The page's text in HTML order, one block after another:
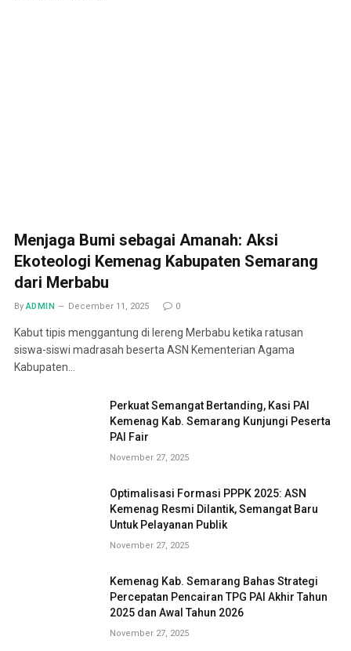
Menjaga Bumi sebagai Amanah: Aksi
Ekoteologi Kemenag Kabupaten Semarang
dari Merbabu
By ADMIN December 11, 2025 0
Kabut tipis menggantung di lereng Merbabu ketika ratusan
siswa-siswi madrasah beserta ASN Kementerian Agama
Kabupaten…
Perkuat Semangat Bertanding, Kasi PAI
Kemenag Kab. Semarang Kunjungi Peserta
PAI Fair
November 27, 2025
Optimalisasi Formasi PPPK 2025: ASN
Kemenag Resmi Dilantik, Semangat Baru
Untuk Pelayanan Publik
November 27, 2025
Kemenag Kab. Semarang Bahas Strategi
Percepatan Pencairan TPG PAI Akhir Tahun
2025 dan Awal Tahun 2026
November 27, 2025